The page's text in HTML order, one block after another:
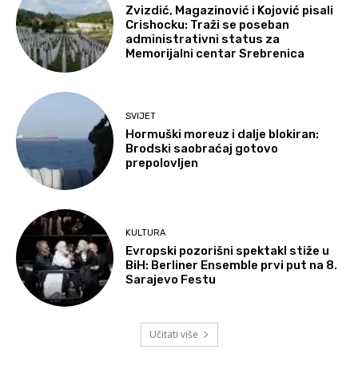
Zvizdić, Magazinović i Kojović pisali
Crishocku: Traži se poseban
administrativni status za
Memorijalni centar Srebrenica
SVIJET
Hormuški moreuz i dalje blokiran:
Brodski saobraćaj gotovo
prepolovljen
KULTURA
Evropski pozorišni spektakl stiže u
BiH: Berliner Ensemble prvi put na 8.
Sarajevo Festu
Učitati više